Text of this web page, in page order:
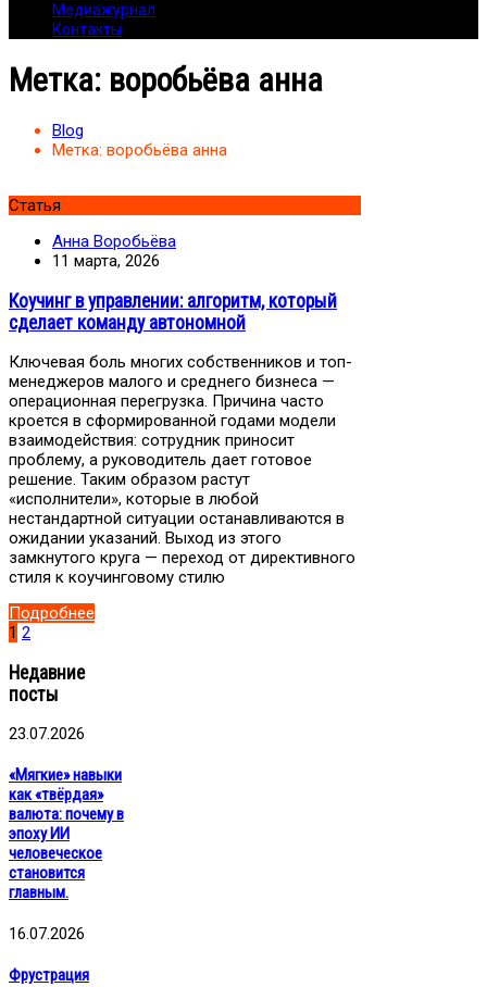
Медиажурнал
Контакты
Метка: воробьёва анна
Blog
Метка: воробьёва анна
Статья
Анна Воробьёва
11 марта, 2026
Коучинг в управлении: алгоритм, который
сделает команду автономной
Ключевая боль многих собственников и топ-
менеджеров малого и среднего бизнеса —
операционная перегрузка. Причина часто
кроется в сформированной годами модели
взаимодействия: сотрудник приносит
проблему, а руководитель дает готовое
решение. Таким образом растут
«исполнители», которые в любой
нестандартной ситуации останавливаются в
ожидании указаний. Выход из этого
замкнутого круга — переход от директивного
стиля к коучинговому стилю
Подробнее
1 2
Недавние
посты
23.07.2026
«Мягкие» навыки
как «твёрдая»
валюта: почему в
эпоху ИИ
человеческое
становится
главным.
16.07.2026
Фрустрация